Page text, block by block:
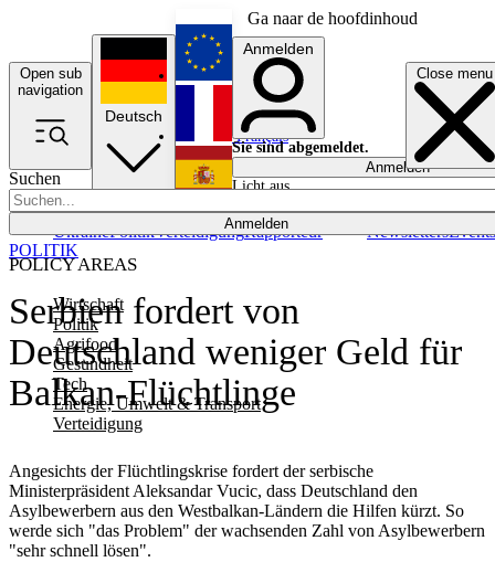
Ga naar de hoofdinhoud
Open sub
navigation
Close menu
Suchen
Anmelden
POLICY AREAS
Wirtschaft
Politik
Agrifood
Gesundheit
Tech
Energie, Umwelt & Transport
Verteidigung
UkrainePolitikVerteidigungRapporteur NewslettersEvents
Deutsch
English
Français
Anmelden
Sie sind abgemeldet.
Anmelden
Licht aus
Serbien fordert von
Deutschland weniger Geld für
Balkan-Flüchtlinge
Angesichts der Flüchtlingskrise fordert der serbische
Ministerpräsident Aleksandar Vucic, dass Deutschland den
Asylbewerbern aus den Westbalkan-Ländern die Hilfen kürzt. So
werde sich "das Problem" der wachsenden Zahl von Asylbewerbern
"sehr schnell lösen".
POLITIK